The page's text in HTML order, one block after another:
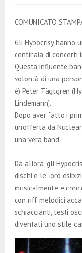
N
U
COMUNICATO
Gli Hypocrisy hanno
centinaia di concerti
Questa influente
volontà di una
è) Peter Tägtgren
Lindemann).
Dopo aver fatto i
un’offerta da
una vera band.
Da allora, gli
dischi e le loro
musicalmente e
con riff melodici
schiaccianti, testi
diventati uno stile